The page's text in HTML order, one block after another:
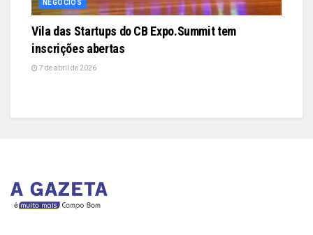
NEGÓCIOS
Vila das Startups do CB Expo.Summit tem
inscrições abertas
7 de abril de 2026